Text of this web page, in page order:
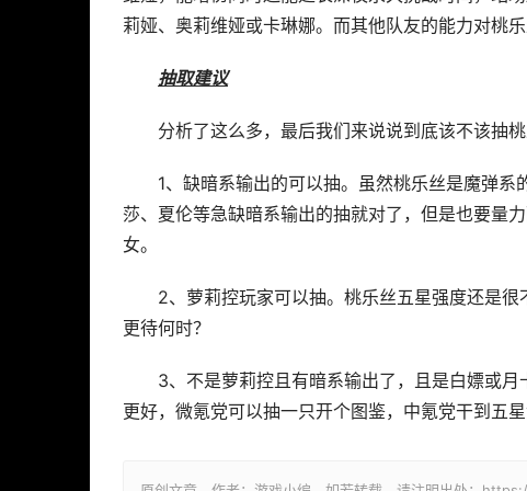
莉娅、奥莉维娅或卡琳娜。而其他队友的能力对桃
抽取建议
分析了这么多，最后我们来说说到底该不该抽桃
1、缺暗系输出的可以抽。虽然桃乐丝是魔弹
莎、夏伦等急缺暗系输出的抽就对了，但是也要量
女。
2、萝莉控玩家可以抽。桃乐丝五星强度还是
更待何时？
3、不是萝莉控且有暗系输出了，且是白嫖或
更好，微氪党可以抽一只开个图鉴，中氪党干到五星